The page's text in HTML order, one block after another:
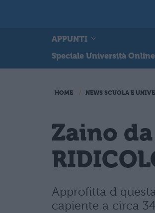
APPUNTI
Speciale Università Online
HOME NEWS SCUOLA E
Zaino
Approfitta d
capiente a circa